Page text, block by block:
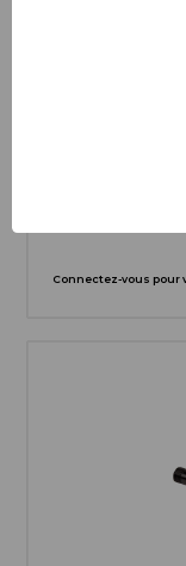
EXTENSIONS
Connectez-vous pour